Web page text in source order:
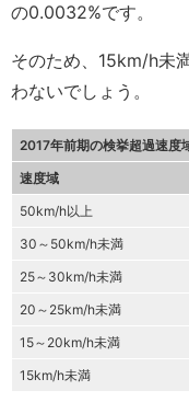
の0.0032%です。
そのため、15km/h未
わないでしょう。
2017年前期の検挙超過速度
速度域
50km/h以上
30～50km/h未満
25～30km/h未満
20～25km/h未満
15～20km/h未満
15km/h未満